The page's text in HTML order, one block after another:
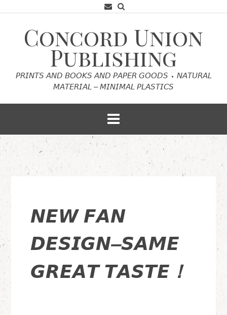
to
Concord Union
Publishing
𝘗𝘙𝘐𝘕𝘛𝘚 𝘈𝘕𝘋 𝘉𝘖𝘖𝘒𝘚 𝘈𝘕𝘋 𝘗𝘈𝘗𝘌𝘙 𝘎𝘖𝘖𝘋𝘚 ⬩ 𝘕𝘈𝘛𝘜𝘙𝘈𝘓
𝘔𝘈𝘛𝘌𝘙𝘐𝘈𝘓 – 𝘔𝘐𝘕𝘐𝘔𝘈𝘓 𝘗𝘓𝘈𝘚𝘛𝘐𝘊𝘚
𝐅𝐚𝐧𝐧𝐲 𝐁𝐚𝐫𝐬
𝙉𝙀𝙒 𝙁𝘼𝙉
𝘿𝙀𝙎𝙄𝙂𝙉–𝙎𝘼𝙈𝙀
𝙂𝙍𝙀𝘼𝙏 𝙏𝘼𝙎𝙏𝙀 ！